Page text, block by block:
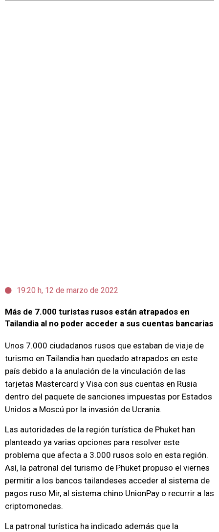
19:20 h, 12 de marzo de 2022
Más de 7.000 turistas rusos están atrapados en
Tailandia al no poder acceder a sus cuentas bancarias
Unos 7.000 ciudadanos rusos que estaban de viaje de
turismo en Tailandia han quedado atrapados en este
país debido a la anulación de la vinculación de las
tarjetas Mastercard y Visa con sus cuentas en Rusia
dentro del paquete de sanciones impuestas por Estados
Unidos a Moscú por la invasión de Ucrania.
Las autoridades de la región turística de Phuket han
planteado ya varias opciones para resolver este
problema que afecta a 3.000 rusos solo en esta región.
Así, la patronal del turismo de Phuket propuso el viernes
permitir a los bancos tailandeses acceder al sistema de
pagos ruso Mir, al sistema chino UnionPay o recurrir a las
criptomonedas.
La patronal turística ha indicado además que la